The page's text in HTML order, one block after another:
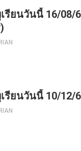
รียนวันนี้ 16/08/
รียนวันนี้ 10/12/